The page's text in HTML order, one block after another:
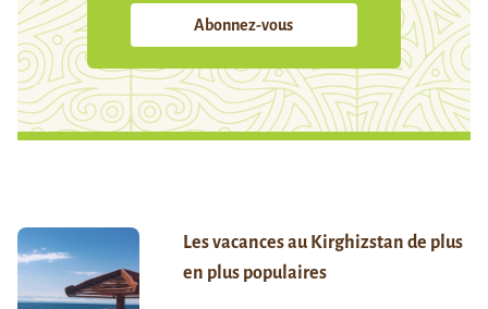
Abonnez-vous
Les vacances au Kirghizstan de plus
en plus populaires